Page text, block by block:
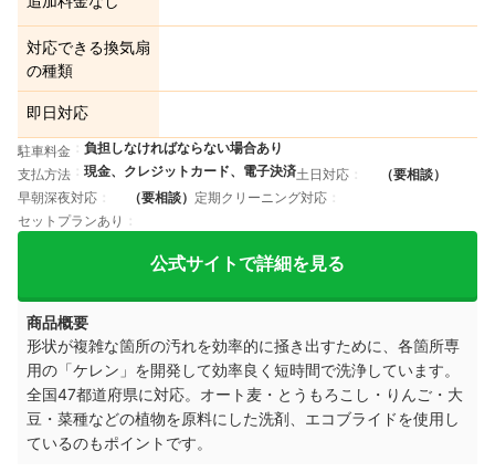
対応できる換気扇
の種類
即日対応
駐車料金
負担しなければならない場合あり
支払方法
現金、クレジットカード、電子決済土日対応
（要相談）
早朝深夜対応
（要相談） 定期クリーニング対応
セットプランあり
公式サイトで詳細を見る
商品概要
形状が複雑な箇所の汚れを効率的に掻き出すために、各箇所専
用の「ケレン」を開発して効率良く短時間で洗浄しています。
全国47都道府県に対応。 オート麦・とうもろこし・りんご・大
豆・菜種などの植物を原料にした洗剤、エコブライドを使用し
ているのもポイントです。